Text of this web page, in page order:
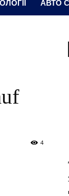
АВТО
4